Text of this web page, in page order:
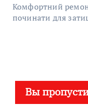
Комфортний
починати для
Вы